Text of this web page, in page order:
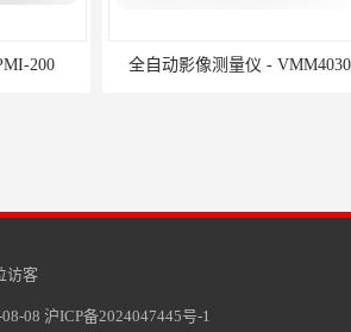
200 全自动影像测量仪 - VMM4030
访客
08 沪ICP备2024047445号-1